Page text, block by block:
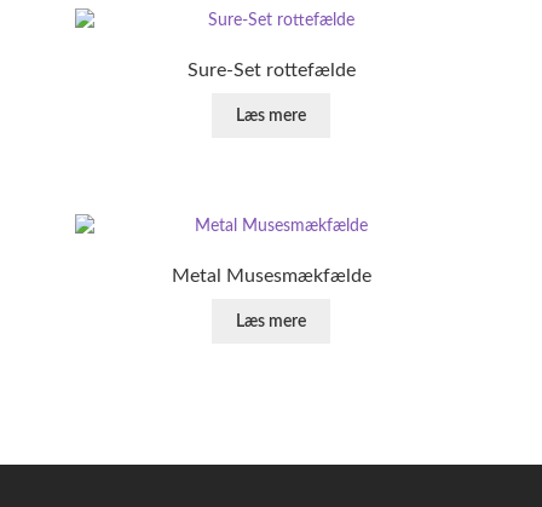
Sure-Set rottefælde
Læs mere
Metal Musesmækfælde
Læs mere